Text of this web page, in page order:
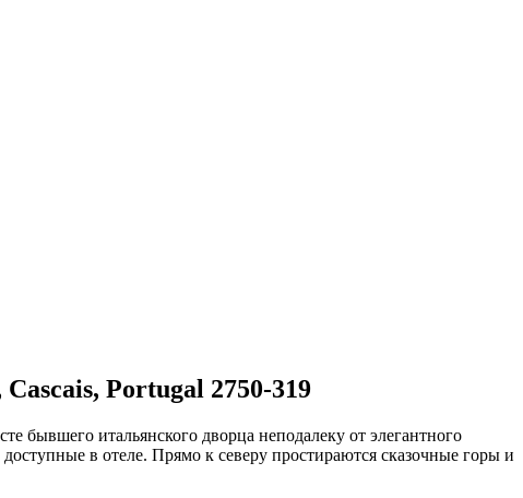
Portugal 2750-319
бывшего итальянского дворца неподалеку от элегантного
в отеле. Прямо к северу простираются сказочные горы и